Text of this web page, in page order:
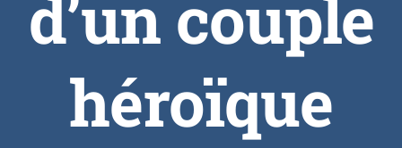
d’un couple
héroïque